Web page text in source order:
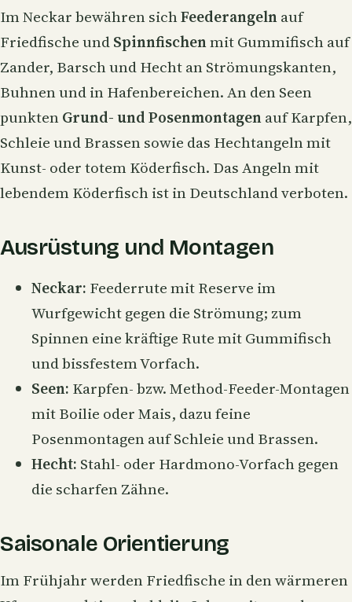
Im Neckar bewähren sichFeederangelnauf
Friedfische undSpinnfischenmit Gummifisch auf
Zander, Barsch und Hecht an Strömungskanten,
Buhnen und in Hafenbereichen. An den Seen
punktenGrund- und Posenmontagenauf Karpfen,
Schleie und Brassen sowie das Hechtangeln mit
Kunst- oder totem Köderfisch. Das Angeln mit
lebendem Köderfisch ist in Deutschland verboten.
Ausrüstung und Montagen
Neckar: Feederrute mit Reserve im
Wurfgewicht gegen die Strömung; zum
Spinnen eine kräftige Rute mit Gummifisch
und bissfestem Vorfach.
Seen: Karpfen- bzw.Method-Feeder-Montagen
mit Boilie oder Mais, dazu feine
Posenmontagen auf Schleie und Brassen.
Hecht: Stahl- oder Hardmono-Vorfach gegen
die scharfen Zähne.
Saisonale Orientierung
Im Frühjahr werden Friedfische in den wärmeren